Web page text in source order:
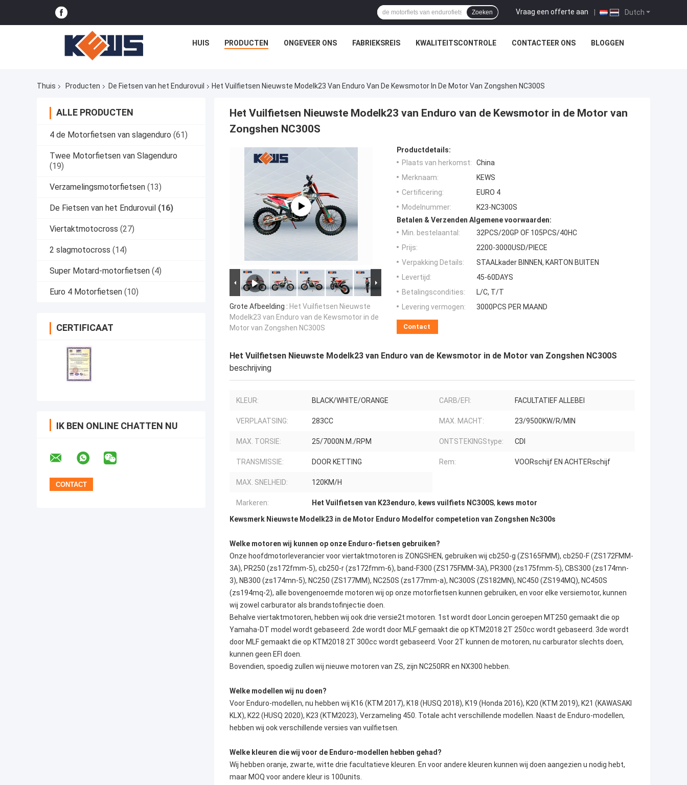
Dutch
Vraag een offerte aan |
Zoeken
HUIS PRODUCTEN ONGEVEER ONS FABRIEKSREIS KWALITEITSCONTROLE CONTACTEER ONS BLOGGEN
Thuis Producten De Fietsen van het Endurovuil Het Vuilfietsen Nieuwste Modelk23 Van Enduro Van De Kewsmotor In De Motor Van Zongshen NC300S
ALLE PRODUCTEN
4 de Motorfietsen van slagenduro (61)
Twee Motorfietsen van Slagenduro
(19)
Verzamelingsmotorfietsen (13)
De Fietsen van het Endurovuil (16)
Viertaktmotocross (27)
2 slagmotocross (14)
Super Motard-motorfietsen (4)
Euro 4 Motorfietsen (10)
CERTIFICAAT
IK BEN ONLINE CHATTEN NU
Het Vuilfietsen Nieuwste Modelk23 van Enduro van de Kewsmotor in de Motor van
Zongshen NC300S
Grote Afbeelding : Het Vuilfietsen Nieuwste
Modelk23 van Enduro van de Kewsmotor in de
Motor van Zongshen NC300S
Productdetails:
Plaats van herkomst:
China
Merknaam:
KEWS
Certificering:
EURO 4
Modelnummer:
K23-NC300S
Betalen & Verzenden Algemene voorwaarden:
Min. bestelaantal:
32PCS/20GP OF 105PCS/40HC
Prijs:
2200-3000USD/PIECE
Verpakking Details:
STAALkader BINNEN, KARTON BUITEN
Levertijd:
45-60DAYS
Betalingscondities:
L/C, T/T
Levering vermogen:
3000PCS PER MAAND
Contact
Het Vuilfietsen Nieuwste Modelk23 van Enduro van de Kewsmotor in de Motor van Zongshen NC300S
beschrijving
KLEUR: BLACK/WHITE/ORANGE CARB/EFI: FACULTATIEF ALLEBEI
VERPLAATSING: 283CC MAX. MACHT: 23/9500KW/R/MIN
MAX. TORSIE: 25/7000N.M./RPM ONTSTEKINGStype: CDI
TRANSMISSIE: DOOR KETTING Rem: VOORschijf EN ACHTERschijf
MAX. SNELHEID: 120KM/H
Markeren: Het Vuilfietsen van K23enduro, kews vuilfiets NC300S, kews motor
Kewsmerk Nieuwste Modelk23 in de Motor Enduro Modelfor competetion van Zongshen Nc300s
Welke motoren wij kunnen op onze Enduro-fietsen gebruiken?
Onze hoofdmotorleverancier voor viertaktmotoren is ZONGSHEN, gebruiken wij cb250-g (ZS165FMM), cb250-F (ZS172FMM-
3A), PR250 (zs172fmm-5), cb250-r (zs172fmm-6), band-F300 (ZS175FMM-3A), PR300 (zs175fmm-5), CBS300 (zs174mn-
3), NB300 (zs174mn-5), NC250 (ZS177MM), NC250S (zs177mm-a), NC300S (ZS182MN), NC450 (ZS194MQ), NC450S
(zs194mq-2), alle bovengenoemde motoren wij op onze motorfietsen kunnen gebruiken, en voor elke versiemotor, kunnen
wij zowel carburator als brandstofinjectie doen.
Behalve viertaktmotoren, hebben wij ook drie versie2t motoren. 1st wordt door Loncin geroepen MT250 gemaakt die op
Yamaha-DT model wordt gebaseerd. 2de wordt door MLF gemaakt die op KTM2018 2T 250cc wordt gebaseerd. 3de wordt
door MLF gemaakt die op KTM2018 2T 300cc wordt gebaseerd. Voor 2T kunnen de motoren, nu carburator slechts doen,
kunnen geen EFI doen.
Bovendien, spoedig zullen wij nieuwe motoren van ZS, zijn NC250RR en NX300 hebben.
Welke modellen wij nu doen?
Voor Enduro-modellen, nu hebben wij K16 (KTM 2017), K18 (HUSQ 2018), K19 (Honda 2016), K20 (KTM 2019), K21 (KAWASAKI
KLX), K22 (HUSQ 2020), K23 (KTM2023), Verzameling 450. Totale acht verschillende modellen. Naast de Enduro-modellen,
hebben wij ook verschillende versies van vuilfietsen.
Welke kleuren die wij voor de Enduro-modellen hebben gehad?
Wij hebben oranje, zwarte, witte drie facultatieve kleuren. En voor andere kleuren kunnen wij doen aangezien u nodig hebt,
maar MOQ voor andere kleur is 100units.